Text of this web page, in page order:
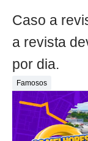
Caso a
a revista
por dia.
Famosos